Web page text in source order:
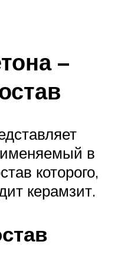
–
в
которого,
керамзит.